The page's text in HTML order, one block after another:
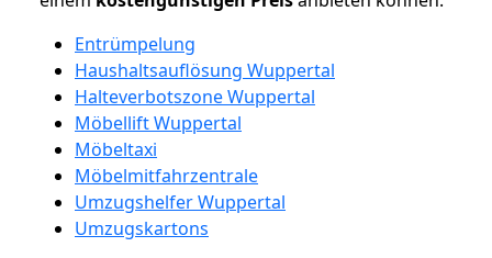
Entrümpelung
Haushaltsauflösung Wuppertal
Halteverbotszone Wuppertal
Möbellift Wuppertal
Möbeltaxi
Möbelmitfahrzentrale
Umzugshelfer Wuppertal
Umzugskartons